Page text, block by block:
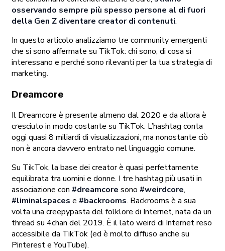
osservando sempre più spesso persone al di fuori
della Gen Z diventare creator di contenuti.
In questo articolo analizziamo tre community emergenti
che si sono affermate su TikTok: chi sono, di cosa si
interessano e perché sono rilevanti per la tua strategia di
marketing.
Dreamcore
Il Dreamcore è presente almeno dal 2020 e da allora è
cresciuto in modo costante su TikTok. L’hashtag conta
oggi quasi 8 miliardi di visualizzazioni, ma nonostante ciò
non è ancora davvero entrato nel linguaggio comune.
Su TikTok, la base dei creator è quasi perfettamente
equilibrata tra uomini e donne. I tre hashtag più usati in
associazione con #dreamcore sono #weirdcore,
#liminalspaces e #backrooms. Backrooms è a sua
volta una creepypasta del folklore di Internet, nata da un
thread su 4chan del 2019. È il lato weird di Internet reso
accessibile da TikTok (ed è molto diffuso anche su
Pinterest e YouTube).